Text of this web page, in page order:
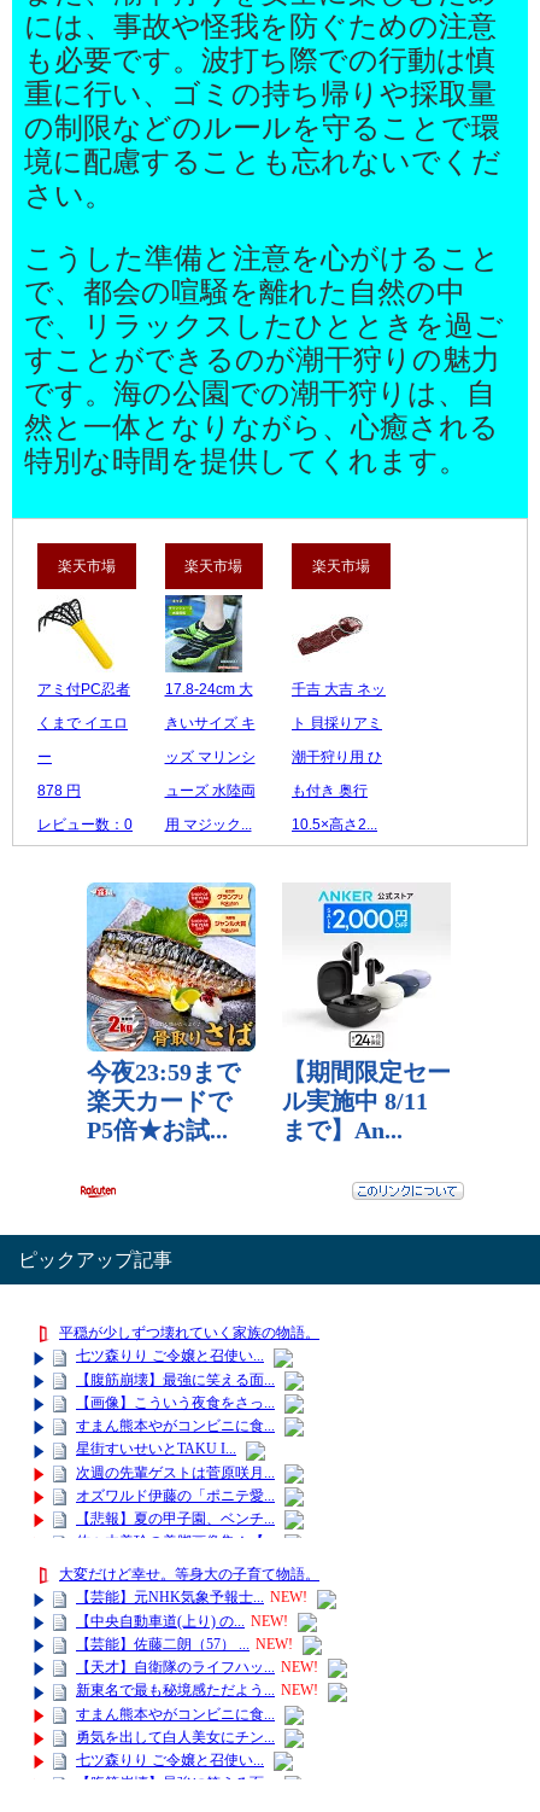
には、事故や怪我を防ぐための注意
も必要です。波打ち際での行動は慎
重に行い、ゴミの持ち帰りや採取量
の制限などのルールを守ることで環
境に配慮することも忘れないでくだ
さい。
こうした準備と注意を心がけること
で、都会の喧騒を離れた自然の中
で、リラックスしたひとときを過ご
すことができるのが潮干狩りの魅力
です。海の公園での潮干狩りは、自
然と一体となりながら、心癒される
特別な時間を提供してくれます。
楽天市場
アミ付PC忍者
くまで イエロ
ー
878 円
レビュー数：0
楽天市場
17.8-24cm 大
きいサイズ キ
ッズ マリンシ
ューズ 水陸両
用 マジック...
レビュー数：0
楽天市場
千吉 大吉 ネッ
ト 貝採りアミ
潮干狩り用 ひ
も付き 奥行
10.5×高さ2...
レビュー数：0
ピックアップ記事